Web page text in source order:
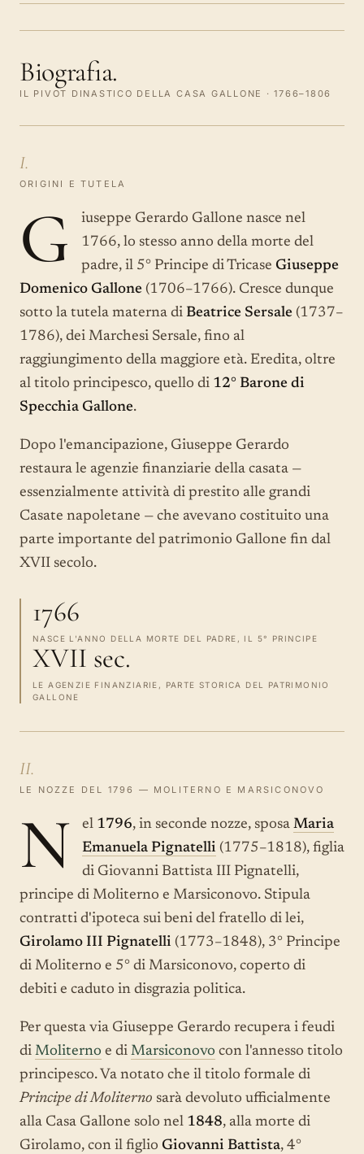
Biografia.
IL PIVOT DINASTICO DELLA CASA GALLONE · 1766–1806
I.
ORIGINI E TUTELA
G
iuseppe Gerardo Gallone nasce nel
1766, lo stesso anno della morte del
padre, il 5° Principe di Tricase Giuseppe
Domenico Gallone (1706–1766). Cresce dunque
sotto la tutela materna di Beatrice Sersale (1737–
1786), dei Marchesi Sersale, fino al
raggiungimento della maggiore età. Eredita, oltre
al titolo principesco, quello di 12° Barone di
Specchia Gallone.
Dopo l'emancipazione, Giuseppe Gerardo
restaura le agenzie finanziarie della casata —
essenzialmente attività di prestito alle grandi
Casate napoletane — che avevano costituito una
parte importante del patrimonio Gallone fin dal
XVII secolo.
1766
NASCE L'ANNO DELLA MORTE DEL PADRE, IL 5° PRINCIPE
XVII sec.
LE AGENZIE FINANZIARIE, PARTE STORICA DEL PATRIMONIO
GALLONE
II.
LE NOZZE DEL 1796 — MOLITERNO E MARSICONOVO
N el 1796, in seconde nozze, sposa Maria
Emanuela Pignatelli (1775–1818), figlia
di Giovanni Battista III Pignatelli,
principe di Moliterno e Marsiconovo. Stipula
contratti d'ipoteca sui beni del fratello di lei,
Girolamo III Pignatelli (1773–1848), 3° Principe
di Moliterno e 5° di Marsiconovo, coperto di
debiti e caduto in disgrazia politica.
Per questa via Giuseppe Gerardo recupera i feudi
di Moliterno e di Marsiconovo con l'annesso titolo
principesco. Va notato che il titolo formale di
Principe di Moliterno sarà devoluto ufficialmente
alla Casa Gallone solo nel 1848, alla morte di
Girolamo, con il figlio Giovanni Battista, 4°